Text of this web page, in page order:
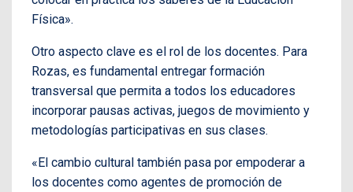
Física».
Otro aspecto clave es el rol de los docentes. Para
Rozas, es fundamental entregar formación
transversal que permita a todos los educadores
incorporar pausas activas, juegos de movimiento y
metodologías participativas en sus clases.
«El cambio cultural también pasa por empoderar a
los docentes como agentes de promoción de